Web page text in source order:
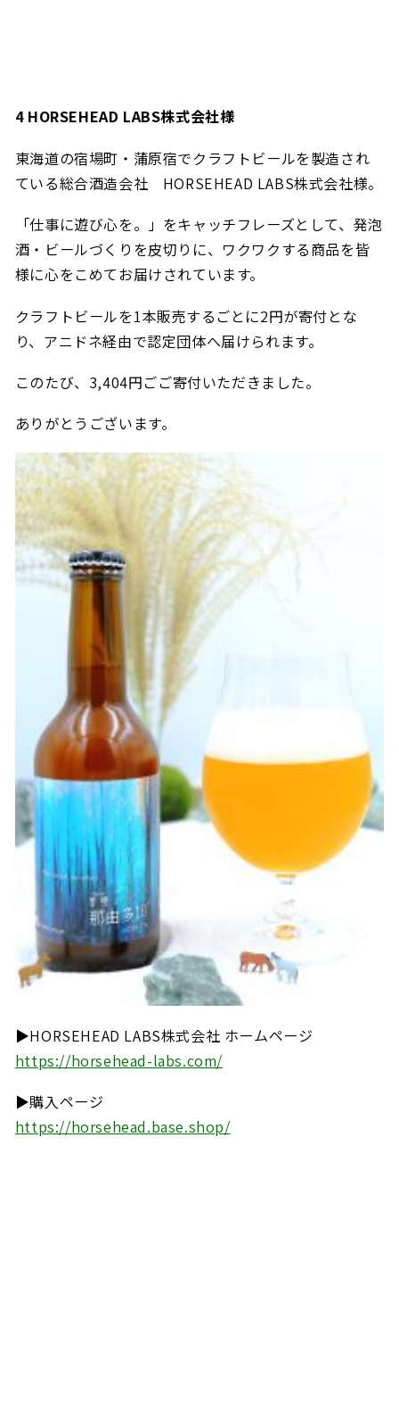
4 HORSEHEAD LABS株式会社様
東海道の宿場町・蒲原宿でクラフトビールを製造され
ている総合酒造会社 HORSEHEAD LABS株式会社様。
「仕事に遊び心を。」をキャッチフレーズとして、発泡
酒・ビールづくりを皮切りに、 ワクワクする商品を皆
様に心をこめてお届けされています。
クラフトビールを1本販売するごとに2円が寄付とな
り、アニドネ経由で認定団体へ届けられます。
このたび、3,404円ごご寄付いただきました。
ありがとうございます。
▶︎HORSEHEAD LABS株式会社 ホームページ
https://horsehead-labs.com/
▶︎購入ページ
https://horsehead.base.shop/